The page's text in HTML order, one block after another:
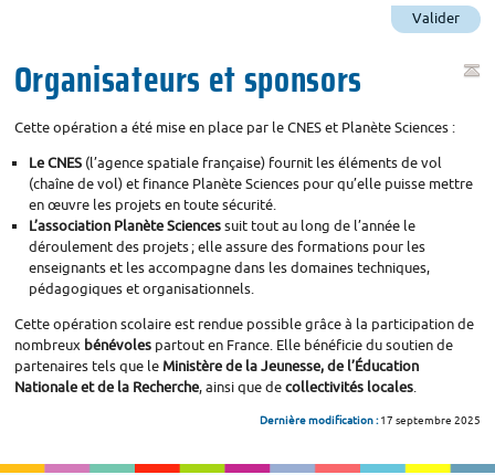
Valider
Organisateurs et sponsors
Cette opération a été mise en place par leCNESet Planète Sciences :
LeCNES(l’agence spatiale française) fournit les éléments de vol
(chaîne de vol) et finance Planète Sciences pour qu’elle puisse mettre
en œuvre les projets en toute sécurité.
L’association Planète Sciencessuit tout au long de l’année le
déroulement des projets; elle assure des formations pour les
enseignants et les accompagne dans les domaines techniques,
pédagogiques et organisationnels.
Cette opération scolaire est rendue possible grâce à la participation de
nombreux bénévolespartout en France. Elle bénéficie du soutien de
partenaires tels que leMinistère de la Jeunesse, de l’Éducation
Nationale et de la Recherche, ainsi que decollectivités locales.
Dernière modification :17 septembre 2025